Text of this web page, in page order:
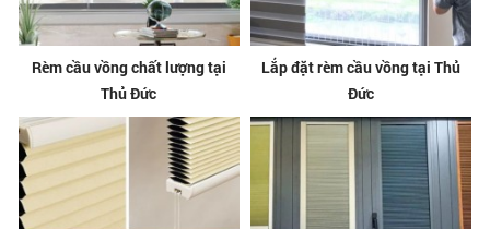
Rèm cầu vồng chất lượng tại
Thủ Đức
Lắp đặt rèm cầu vồng tại Thủ
Đức